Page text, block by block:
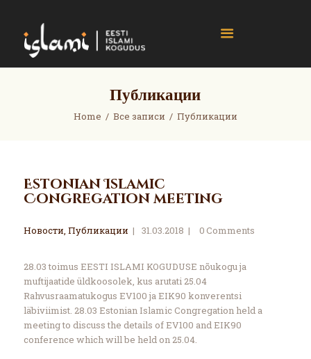
Публикации
Home Все записи Публикации
islami.ee
About
Contact
Estonian Islamic
Congregation meeting
Новости, Публикации 31.03.2018 0Comments
28.03 toimus EESTI ISLAMI KOGUDUSE nõukogu ja
muftijaatide üldkoosolek, kus arutati 25.04
Rahvusraamatukogus EV100 ja EIK90 konverentsi
läbiviimist. 28.03 Estonian Islamic Congregation held a
meeting to discuss the details of EV100 and EIK90
conference which will be held on 25.04.